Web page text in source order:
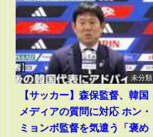
未分類
【サッカー】森保監督、韓国
メディアの質問に対応 ホン・
ミョンボ監督を気遣う「褒め